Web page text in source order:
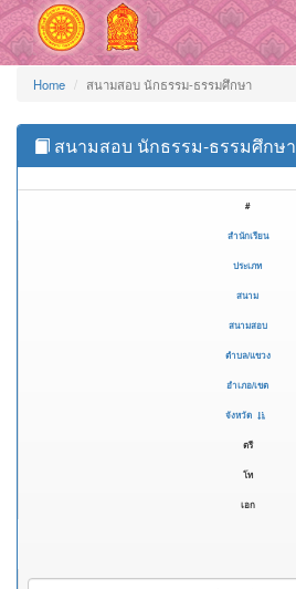
Home สนามสอบ นักธรรม-ธรรมศึกษา
สนามสอบ นักธรรม-ธรรมศึกษา
#
สำนักเรียน
ประเภท
สนาม
สนามสอบ
ตำบล/แขวง
อำเภอ/เขต
จังหวัด
ตรี
โท
เอก